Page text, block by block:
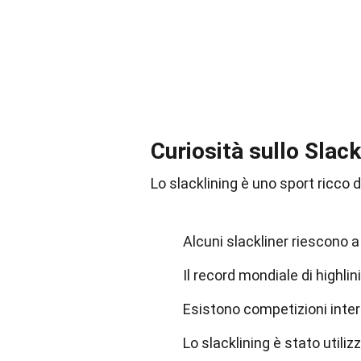
Curiosità sullo
Lo slacklining è uno sport ricco
Alcuni slackliner riescono
Il record mondiale di
Esistono competizioni
Lo slacklining è stato